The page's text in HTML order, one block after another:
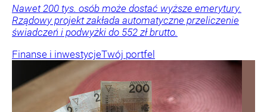
Nawet 200 tys. osób może dostać wyższe emerytury.
Rządowy projekt zakłada automatyczne przeliczenie
świadczeń i podwyżki do 552 zł brutto.
Finanse i inwestycjeTwój portfel